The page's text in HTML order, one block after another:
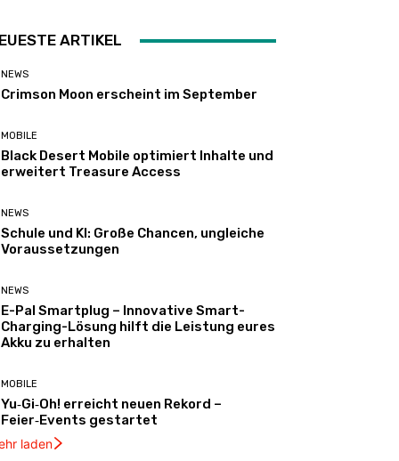
ARTIKEL
NEWS
Crimson Moon erscheint im September
MOBILE
Black Desert Mobile optimiert Inhalte und
erweitert Treasure Access
NEWS
Schule und KI: Große Chancen, ungleiche
Voraussetzungen
NEWS
E-Pal Smartplug – Innovative Smart-
Charging-Lösung hilft die Leistung eures
Akku zu erhalten
MOBILE
Yu‑Gi‑Oh! erreicht neuen Rekord –
Feier‑Events gestartet
laden